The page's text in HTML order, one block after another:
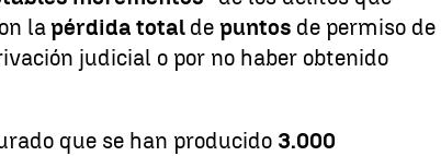
lapérdida total depuntos de permiso de
judicial o por no haber obtenido
que se han producido 3.000